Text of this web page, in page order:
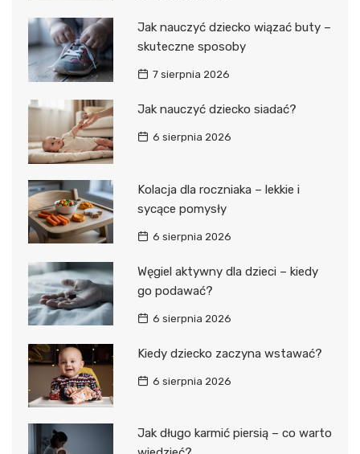
Jak nauczyć dziecko wiązać buty –
skuteczne sposoby
7 sierpnia 2026
Jak nauczyć dziecko siadać?
6 sierpnia 2026
Kolacja dla roczniaka – lekkie i
sycące pomysły
6 sierpnia 2026
Węgiel aktywny dla dzieci – kiedy
go podawać?
6 sierpnia 2026
Kiedy dziecko zaczyna wstawać?
6 sierpnia 2026
Jak długo karmić piersią – co warto